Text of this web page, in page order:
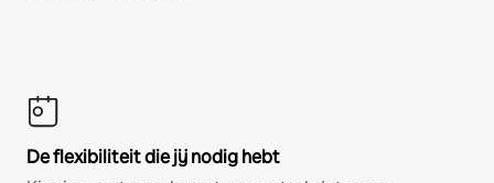
De flexibiliteit die jij nodig hebt